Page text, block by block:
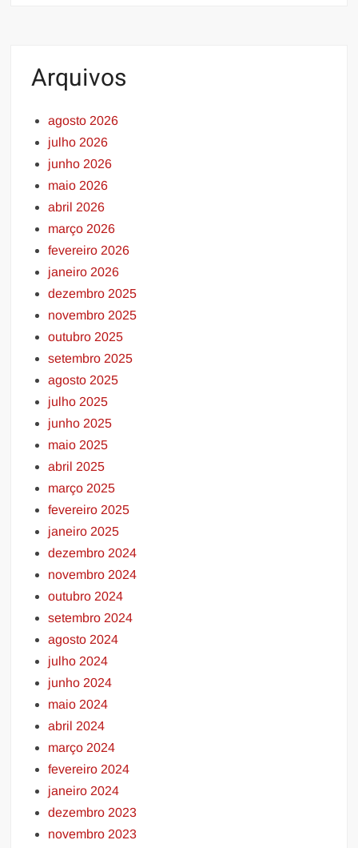
Arquivos
agosto 2026
julho 2026
junho 2026
maio 2026
abril 2026
março 2026
fevereiro 2026
janeiro 2026
dezembro 2025
novembro 2025
outubro 2025
setembro 2025
agosto 2025
julho 2025
junho 2025
maio 2025
abril 2025
março 2025
fevereiro 2025
janeiro 2025
dezembro 2024
novembro 2024
outubro 2024
setembro 2024
agosto 2024
julho 2024
junho 2024
maio 2024
abril 2024
março 2024
fevereiro 2024
janeiro 2024
dezembro 2023
novembro 2023